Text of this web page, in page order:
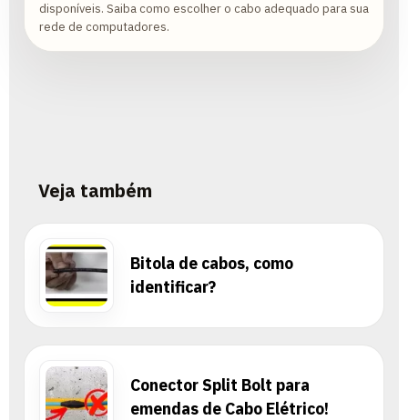
disponíveis. Saiba como escolher o cabo adequado para sua
rede de computadores.
Veja também
Bitola de cabos, como
identificar?
Conector Split Bolt para
emendas de Cabo Elétrico!